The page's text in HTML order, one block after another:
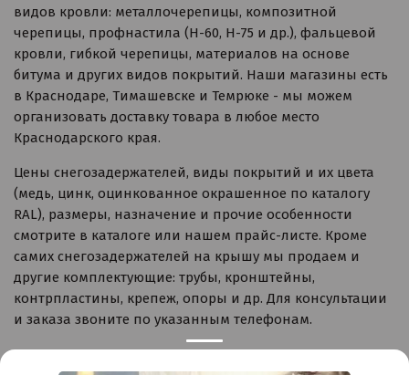
видов кровли: металлочерепицы, композитной
черепицы, профнастила (Н-60, Н-75 и др.), фальцевой
кровли, гибкой черепицы, материалов на основе
битума и других видов покрытий. Наши магазины есть
в Краснодаре, Тимашевске и Темрюке - мы можем
организовать доставку товара в любое место
Краснодарского края.
Цены снегозадержателей, виды покрытий и их цвета
(медь, цинк, оцинкованное окрашенное по каталогу
RAL), размеры, назначение и прочие особенности
смотрите в каталоге или нашем прайс-листе. Кроме
самих снегозадержателей на крышу мы продаем и
другие комплектующие: трубы, кронштейны,
контрпластины, крепеж, опоры и др. Для консультации
и заказа звоните по указанным телефонам.